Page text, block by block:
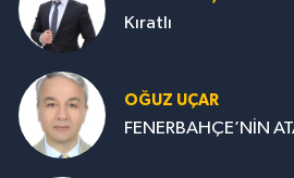
Kıratlı
OĞUZ UÇAR
FENERBAHÇE’NİN